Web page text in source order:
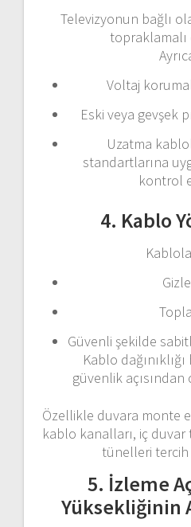
Televizyonun bağlı
topraklamalı
Voltaj
Eski veya gevşek
Uzatma
standartlarına
kontrol
4. Kablo
Güvenli şekilde
Kablo
güvenlik
Özellikle duvara monte
kablo kanalları, iç duvar
tünelleri tercih
5. İzleme
Yüksekliğinin